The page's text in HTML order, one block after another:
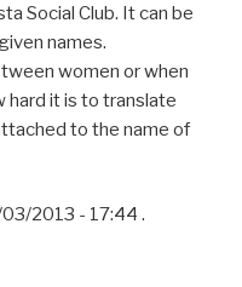
Social Club. It can be
names.
women or when
hard it is to translate
to the name of
2013 - 17:44 .